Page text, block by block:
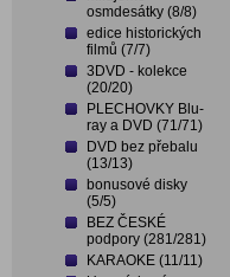
osmdesátky (8/8)
edice historických
filmů (7/7)
3DVD - kolekce
(20/20)
PLECHOVKY Blu-
ray a DVD (71/71)
DVD bez přebalu
(13/13)
bonusové disky
(5/5)
BEZ ČESKÉ
podpory (281/281)
KARAOKE (11/11)